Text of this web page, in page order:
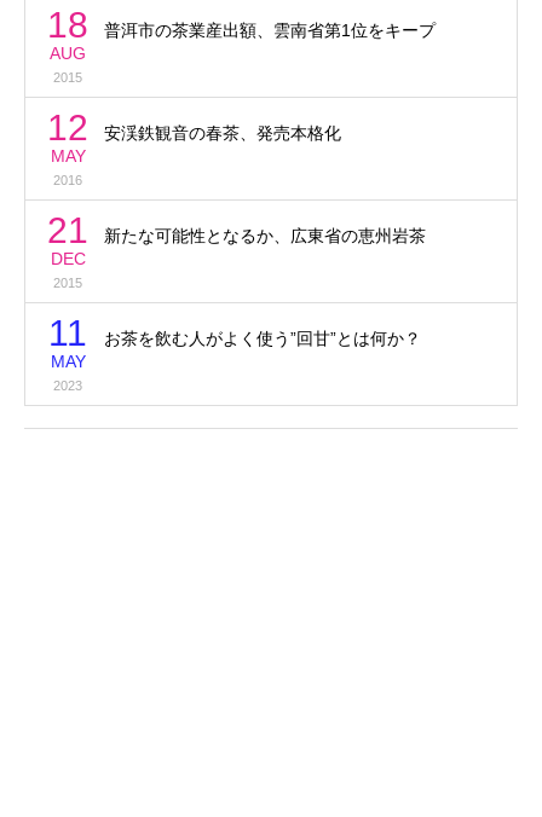
18
AUG
2015
普洱市の茶業産出額、雲南省第1位をキープ
12
MAY
2016
安渓鉄観音の春茶、発売本格化
21
DEC
2015
新たな可能性となるか、広東省の恵州岩茶
11
MAY
2023
お茶を飲む人がよく使う”回甘”とは何か？